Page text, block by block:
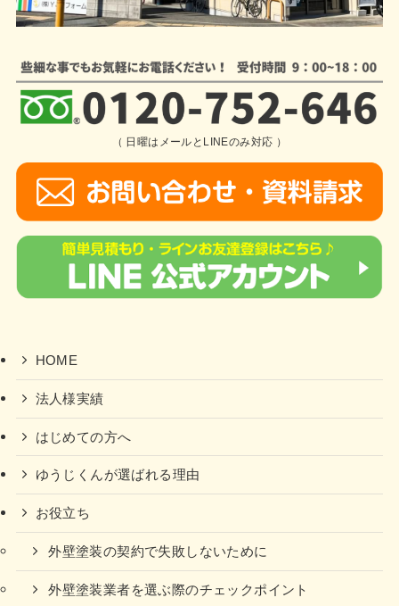
（ 日曜はメールとLINEのみ対応 ）
HOME
法人様実績
はじめての方へ
ゆうじくんが選ばれる理由
お役立ち
外壁塗装の契約で失敗しないために
外壁塗装業者を選ぶ際のチェックポイント